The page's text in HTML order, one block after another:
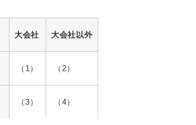
大会社 大会社以外
（1） （2）
（3） （4）